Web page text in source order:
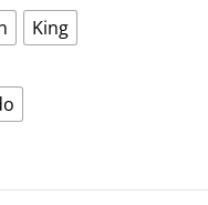
King